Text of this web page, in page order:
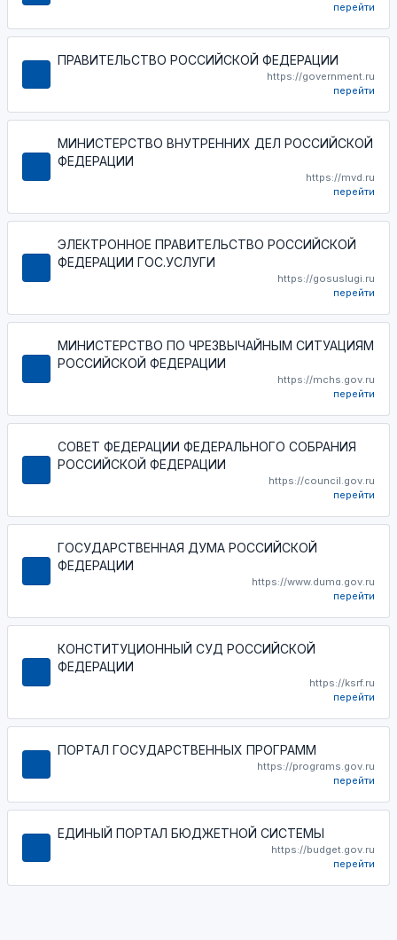
перейти
ПРАВИТЕЛЬСТВО РОССИЙСКОЙ ФЕДЕРАЦИИ
https://government.ru
перейти
МИНИСТЕРСТВО ВНУТРЕННИХ ДЕЛ РОССИЙСКОЙ
ФЕДЕРАЦИИ
https://mvd.ru
перейти
ЭЛЕКТРОННОЕ ПРАВИТЕЛЬСТВО РОССИЙСКОЙ
ФЕДЕРАЦИИ ГОС.УСЛУГИ
https://gosuslugi.ru
перейти
МИНИСТЕРСТВО ПО ЧРЕЗВЫЧАЙНЫМ СИТУАЦИЯМ
РОССИЙСКОЙ ФЕДЕРАЦИИ
https://mchs.gov.ru
перейти
СОВЕТ ФЕДЕРАЦИИ ФЕДЕРАЛЬНОГО СОБРАНИЯ
РОССИЙСКОЙ ФЕДЕРАЦИИ
https://council.gov.ru
перейти
ГОСУДАРСТВЕННАЯ ДУМА РОССИЙСКОЙ
ФЕДЕРАЦИИ
https://www.duma.gov.ru
перейти
КОНСТИТУЦИОННЫЙ СУД РОССИЙСКОЙ
ФЕДЕРАЦИИ
https://ksrf.ru
перейти
ПОРТАЛ ГОСУДАРСТВЕННЫХ ПРОГРАММ
https://programs.gov.ru
перейти
ЕДИНЫЙ ПОРТАЛ БЮДЖЕТНОЙ СИСТЕМЫ
https://budget.gov.ru
перейти